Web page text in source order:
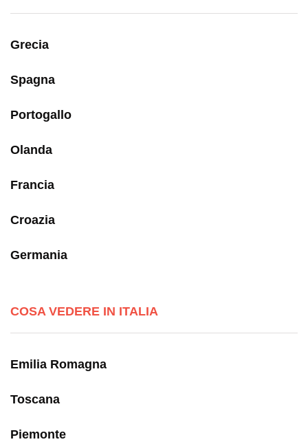
Grecia
Spagna
Portogallo
Olanda
Francia
Croazia
Germania
COSA VEDERE IN ITALIA
Emilia Romagna
Toscana
Piemonte